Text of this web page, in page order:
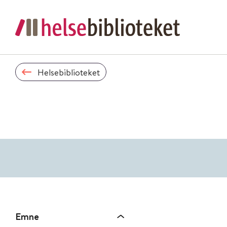
Helsebiblioteket
Emne